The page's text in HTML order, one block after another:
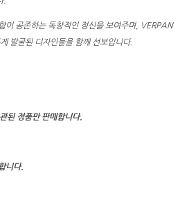
이 공존하는 독창적인 정신을 보여주며, VERPAN
발굴된 디자인들을 함께 선보입니다.
된 정품만 판매합니다.
니다.